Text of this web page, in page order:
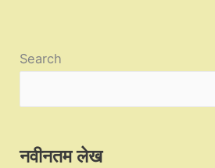
Search
नवीनतम लेख